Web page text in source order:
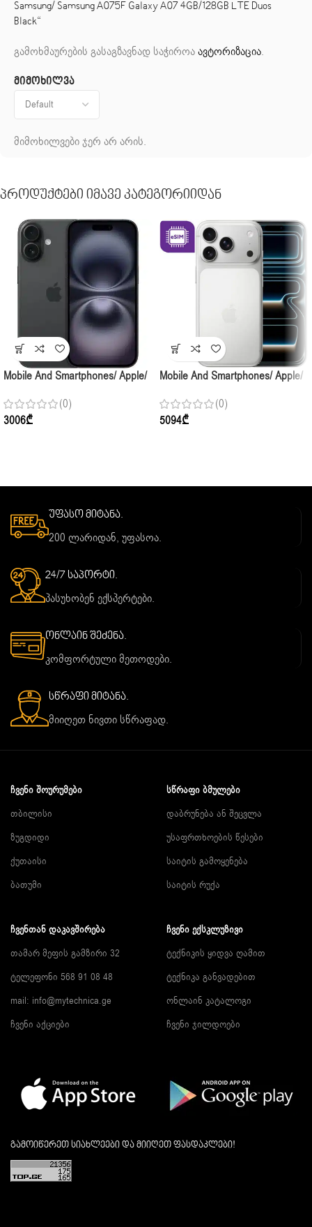
მიმოხილვა
მიმოხილვები ჯერ არ არის.
Samsung/ Samsung A075F Galaxy A07 4GB/128GB LTE Duos
Black“
გამოხმაურების გასაგზავნად საჭიროაავტორიზაცია.
Პროდუქტები Იმავე Კატეგორიიდან
Mobile And Smartphones/ Apple/
(0)
3006₾
Mobile And Smartphones/ Apple/
Silver E-Sim/TP
(0)
5094₾
უფასო მიტანა.
200 ლარიდან, უფასოა.
24/7 საპორტი.
პასუხობენ ექსპერტები.
ონლაინ შეძენა.
კომფორტული მეთოდები.
სწრაფი მიტანა.
მიიღეთ ნივთი სწრაფად.
ᲩᲕᲔᲜᲘ ᲨᲝᲣᲠᲣᲛᲔᲑᲘ
თბილისი
ზუგდიდი
ქუთაისი
ბათუმი
ᲡᲬᲠᲐᲤᲘ ᲑᲛᲣᲚᲔᲑᲘ
დაბრუნება ან შეცვლა
უსაფრთხოების წესები
საიტის გამოყენება
საიტის რუქა
ᲩᲕᲔᲜᲗᲐᲜ ᲓᲐᲙᲐᲕᲨᲘᲠᲔᲑᲐ
თამარ მეფის გამზირი 32
ტელეფონი 568 91 08 48
mail: info@mytechnica.ge
ჩვენი აქციები
ᲩᲕᲔᲜᲘ ᲔᲥᲡᲙᲚᲣᲖᲘᲕᲘ
ტექნიკის ყიდვა ღამით
ტექნიკა განვადებით
ონლაინ კატალოგი
ჩვენი ჯილდოები
გამოიწერეთ სიახლეები და მიიღეთ ფასდაკლები!